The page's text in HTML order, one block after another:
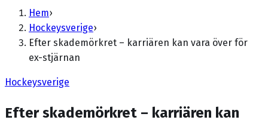
Hem›
Hockeysverige›
Efter skademörkret – karriären kan vara över för
ex-stjärnan
Hockeysverige
Efter skademörkret – karriären kan